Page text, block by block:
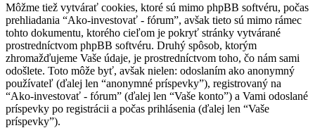
Môžme tiež vytvárať cookies, ktoré sú mimo phpBB softvéru, počas
prehliadania “Ako-investovať - fórum”, avšak tieto sú mimo rámec
tohto dokumentu, ktorého cieľom je pokryť stránky vytvárané
prostredníctvom phpBB softvéru. Druhý spôsob, ktorým
zhromažďujeme Vaše údaje, je prostredníctvom toho, čo nám sami
odošlete. Toto môže byť, avšak nielen: odoslaním ako anonymný
používateľ (ďalej len “anonymné príspevky”), registrovaný na
“Ako-investovať - fórum” (ďalej len “Vaše konto”) a Vami odoslané
príspevky po registrácii a počas prihlásenia (ďalej len “Vaše
príspevky”).